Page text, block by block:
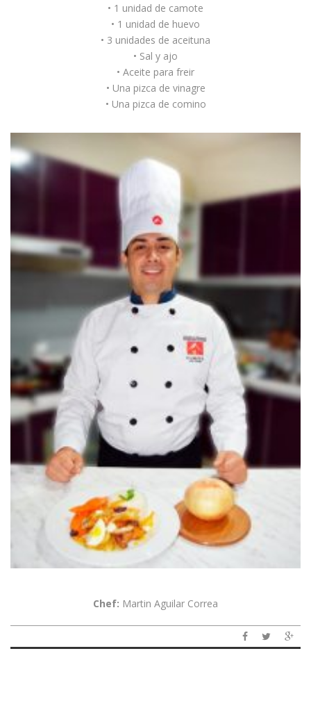
• 1 unidad de camote
• 1 unidad de huevo
• 3 unidades de aceituna
• Sal y ajo
• Aceite para freir
• Una pizca de vinagre
• Una pizca de comino
Chef: Martin Aguilar Correa